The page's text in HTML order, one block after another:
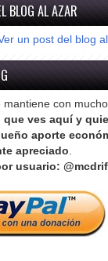
BLOG AL AZAR
un post del blog
mantiene con
ves aquí y
aporte
apreciado.
usuario: